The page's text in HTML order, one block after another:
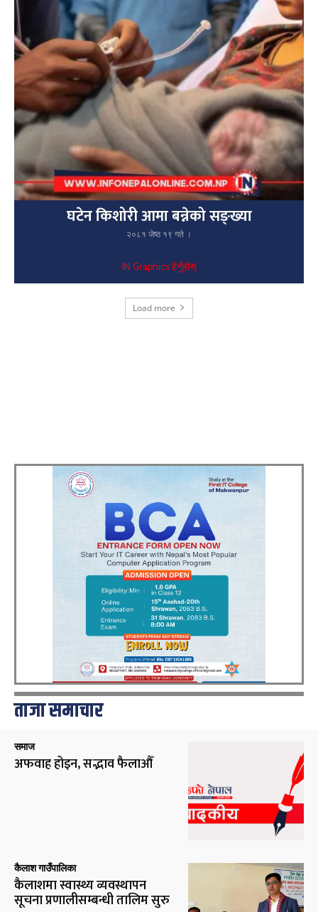
घटेन किशोरी आमा बन्नेको सङ्ख्या
२०८१ जेष्ठ १९ गते ।
IN Graphics हेर्नुहोस्
Load more
ताजा समाचार
समाज
अफवाह होइन, सद्भाव फैलाऔँ
कैलाश गाउँपालिका
कैलाशमा स्वास्थ्य व्यवस्थापन
सूचना प्रणालीसम्बन्धी तालिम सुरु